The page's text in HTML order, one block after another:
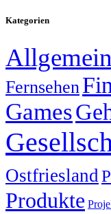
Kategorien
Fernsehen
Games
Ostfriesland
Produkte